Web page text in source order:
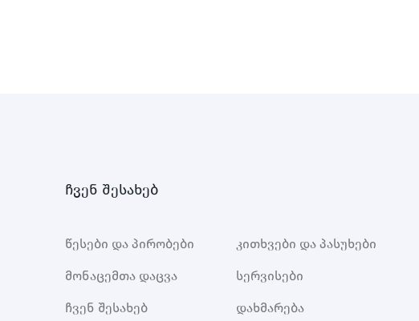
ჩვენ შესახებ
წესები და პირობები კითხვები და პასუხები
მონაცემთა დაცვა სერვისები
ჩვენ შესახებ დახმარება